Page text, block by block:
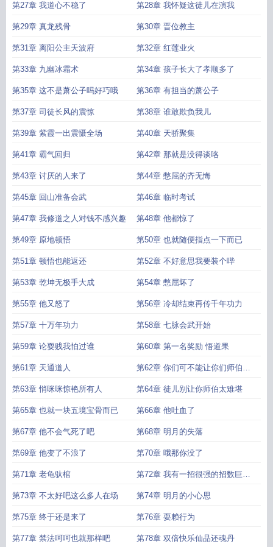
第27章 我道心不稳了 第28章 我怀疑这徒儿在演我
第29章 真龙残骨 第30章 晋位教主
第31章 离阳公主天波府 第32章 红莲业火
第33章 九幽冰霜术 第34章 孩子长大了孝顺多了
第35章 这不是萧公子吗好巧哦 第36章 有担当的萧公子
第37章 司徒长风的震惊 第38章 谁敢欺负我儿
第39章 紫霞一出震慑全场 第40章 天骄聚集
第41章 霸气回归 第42章 那就是没得谈咯
第43章 讨厌的人来了 第44章 憋屈的齐无悔
第45章 回山准备会武 第46章 临时考试
第47章 我修道之人对钱不感兴趣 第48章 他都惊了
第49章 原地顿悟 第50章 也就随便指点一下而已
第51章 顿悟也能返还 第52章 不好意思我要装个哔
第53章 乾坤无极手大成 第54章 憋屈坏了
第55章 他又怒了 第56章 冷却结束再传千年功力
第57章 十万年功力 第58章 七脉会武开始
第59章 论耍贱我怕过谁 第60章 第一名奖励 悟道果
第61章 天通道人 第62章 你们可不能让你们师伯失
望哦
第63章 悄咪咪惊艳所有人 第64章 徒儿别让你师伯太难堪
第65章 也就一块五境宝骨而已 第66章 他吐血了
第67章 他不会气死了吧 第68章 明月的失落
第69章 他变了不浪了 第70章 哦那你没了
第71章 老龟驮棺 第72章 我有一招很强的招数巨龙
撞击
第73章 不太好吧这么多人在场 第74章 明月的小心思
第75章 终于还是来了 第76章 耍赖行为
第77章 禁法呵呵也就那样吧 第78章 双倍快乐仙品还魂丹